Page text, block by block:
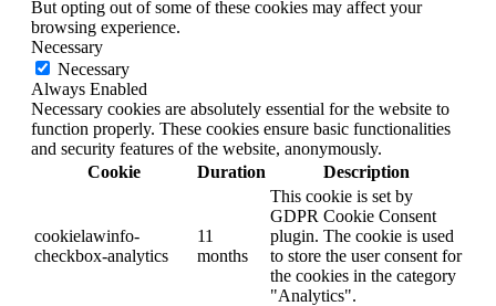
But opting out of some of these cookies may affect your
browsing experience.
Necessary
Necessary
Always Enabled
Necessary cookies are absolutely essential for the website to
function properly. These cookies ensure basic functionalities
and security features of the website, anonymously.
Cookie
Duration Description
cookielawinfo-
checkbox-analytics
11
months
This cookie is set by
GDPR Cookie Consent
plugin. The cookie is used
to store the user consent for
the cookies in the category
"Analytics".